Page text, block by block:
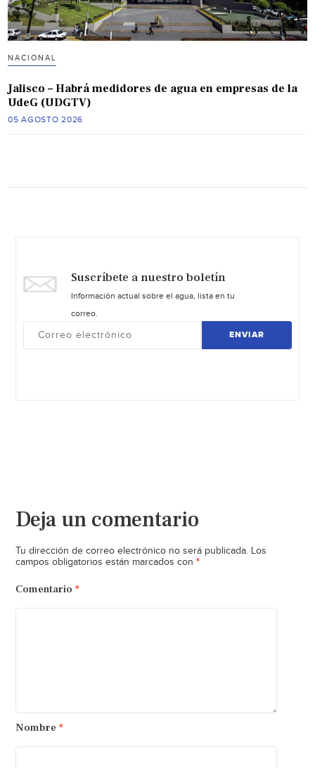
NACIONAL
Jalisco – Habrá medidores de agua en empresas de la
UdeG (UDGTV)
05 AGOSTO 2026
Suscríbete a nuestro boletín
Información actual sobre el agua, lista en tu
correo.
ENVIAR
Deja un comentario
Tu dirección de correo electrónico no será publicada. Los
campos obligatorios están marcados con *
Comentario *
Nombre *